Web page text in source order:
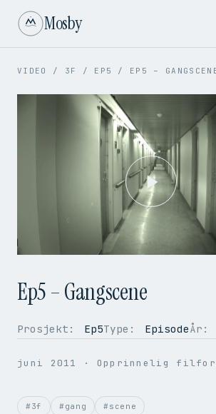
Mosby
VIDEO / 3F / EP5 / EP5 –
Play
Video
512 × 288
LYDKODEK AAC
Ep5 – Gangscene
Prosjekt: Ep5Type: EpisodeÅr:
juni 2011 · Opprinnelig
#3f #gang #scene